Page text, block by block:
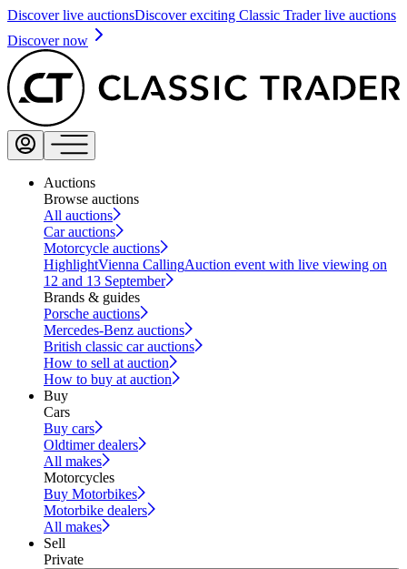
Discover live auctionsDiscover exciting Classic Trader live auctions
Discover now
Auctions
Browse auctions
All auctions
Car auctions
Motorcycle auctions
HighlightVienna CallingAuction event with live viewing on
12 and 13 September
Brands & guides
Porsche auctions
Mercedes-Benz auctions
British classic car auctions
How to sell at auction
How to buy at auction
Buy
Cars
Buy cars
Oldtimer dealers
All makes
Motorcycles
Buy Motorbikes
Motorbike dealers
All makes
Sell
Private